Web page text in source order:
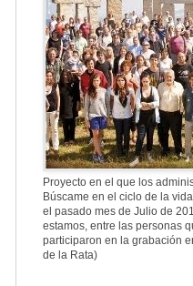
307.
nombres
borrado
Historia
Proyecto en el que los
Búscame en el ciclo de la
el pasado mes de Julio de
estamos, entre las personas
participaron en la grabación
de la Rata)